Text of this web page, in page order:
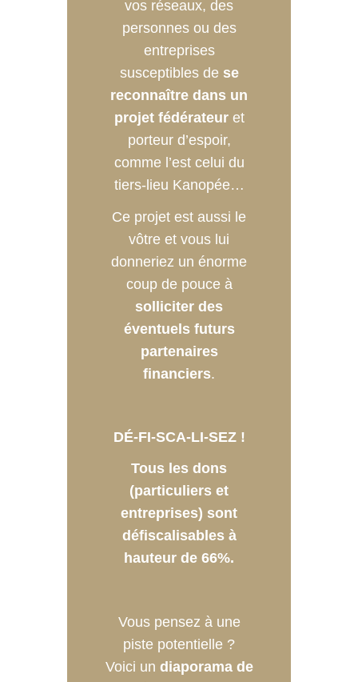
vos réseaux, des
personnes ou des
entreprises
susceptibles de se
reconnaître dans un
projet fédérateuret
porteur d’espoir,
comme l’est celui du
tiers-lieu Kanopée…
Ce projet est aussi le
vôtre et vous lui
donneriez un énorme
coup de pouce à
solliciter des
éventuels futurs
partenaires
financiers.
DÉ-FI-SCA-LI-SEZ !
Tous les dons
(particuliers et
entreprises) sont
défiscalisables à
hauteur de 66%.
Vous pensez à une
piste potentielle ?
Voici un diaporama de